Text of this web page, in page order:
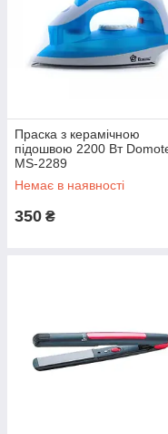
Праска з керамічною
підошвою 2200 Вт
MS-2289
Немає в наявності
350 ₴